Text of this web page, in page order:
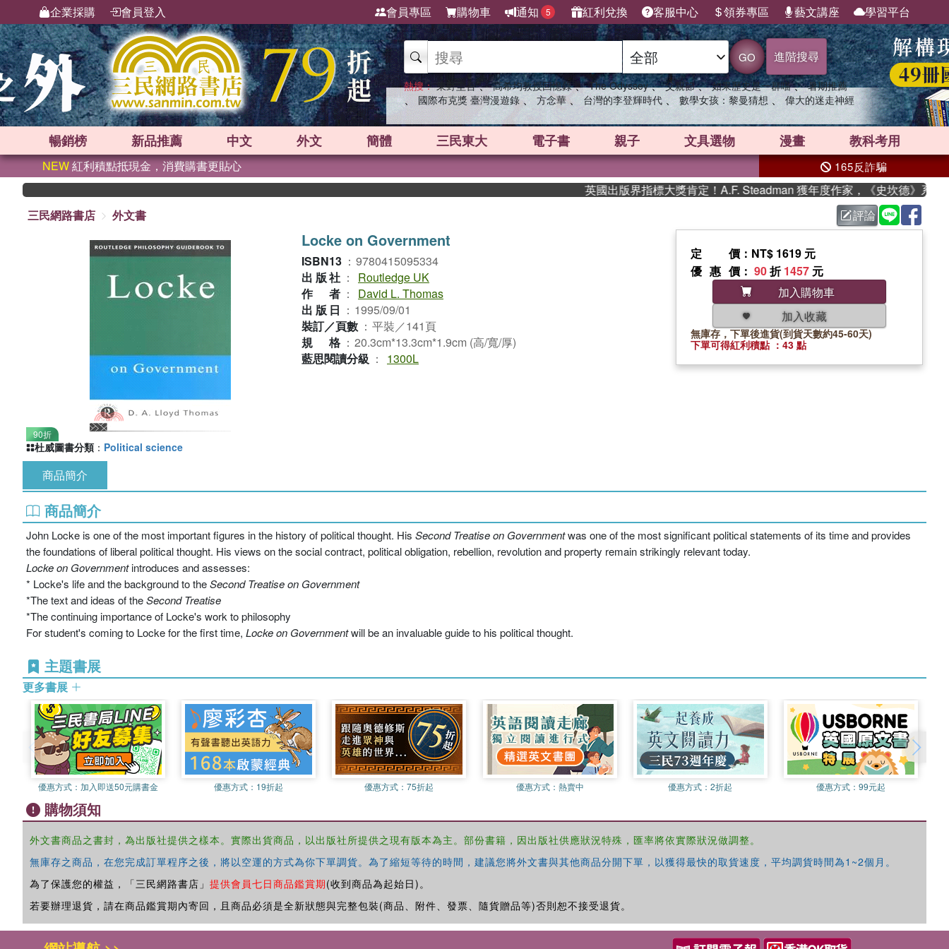
企業採購 會員登入 會員專區 購物車 通知 5 紅利兌換 客服中心 領券專區 藝文講座 學習平台
GO 進階搜尋
熱搜： 東野圭吾 、 高希均教授回憶錄 、 The Odyssey 、 父親節 、 如果歷史是一群喵 、 暑期推薦
、 國際布克獎 臺灣漫遊錄 、 方念華 、 台灣的李登輝時代 、 數學女孩：黎曼猜想 、 偉大的迷走神經
暢銷榜 新品推薦 中文 外文 簡體 三民東大 電子書 親子 文具選物 漫畫 教科考用
NEW紅利積點抵現金，消費購書更貼心 165反詐騙
英國出版界指標大獎肯定！A.F. Steadman 獲年度作家，《史坎德》系列帶
三民網路書店
外文書 評論
90折
Locke on Government
ISBN13 ： 9780415095334
出版社 ：
Routledge UK
作者 ：
David L. Thomas
出版日 ： 1995/09/01
裝訂／頁數 ： 平裝／141頁
規格 ： 20.3cm*13.3cm*1.9cm (高/寬/厚)
藍思閱讀分級 ： 1300L
定價 ：NT$ 1619 元
優惠價 ： 90折1457 元
加入購物車
加入收藏
無庫存，下單後進貨(到貨天數約45-60天)
下單可得紅利積點 ：43 點
杜威圖書分類 ： Political science
商品簡介
商品簡介
John Locke is one of the most important figures in the history of political thought. His Second Treatise on Governmentwas one of the most significant political statements of its time and provides
the foundations of liberal political thought. His views on the social contract, political obligation, rebellion, revolution and property remain strikingly relevant today.
Locke on Governmentintroduces and assesses:
* Locke's life and the background to theSecond Treatise on Government
*The text and ideas of theSecond Treatise
*The continuing importance of Locke's work to philosophy
For student's coming to Locke for the first time, Locke on Governmentwill be an invaluable guide to his political thought.
主題書展
更多書展
優惠方式： 加入即送50元購書金 優惠方式： 19折起 優惠方式：75折起 優惠方式： 熱賣中 優惠方式：2折起 優惠方式：99元起
購物須知
外文書商品之書封，為出版社提供之樣本。實際出貨商品，以出版社所提供之現有版本為主。部份書籍，因出版社供應狀況特殊，匯率將依實際狀況做調整。
無庫存之商品，在您完成訂單程序之後，將以空運的方式為你下單調貨。為了縮短等待的時間，建議您將外文書與其他商品分開下單，以獲得最快的取貨速度，平均調貨時間為1~2個月。
為了保護您的權益，「三民網路書店」 提供會員七日商品鑑賞期(收到商品為起始日)。
若要辦理退貨，請在商品鑑賞期內寄回，且商品必須是全新狀態與完整包裝(商品、附件、發票、隨貨贈品等)否則恕不接受退貨。